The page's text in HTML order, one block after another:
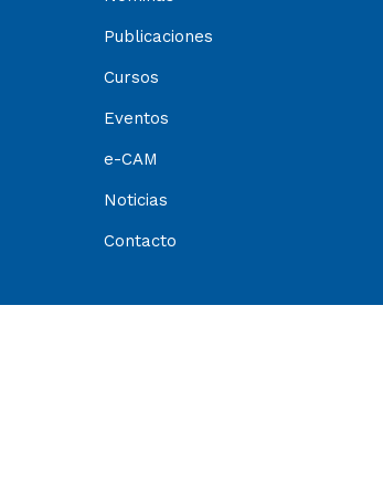
Publicaciones
Cursos
Eventos
e-CAM
Noticias
Contacto